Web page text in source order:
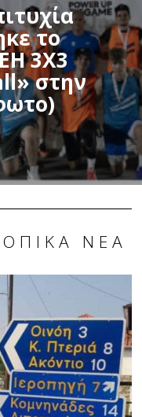
το
3Χ3
στην
ΝΈΑ